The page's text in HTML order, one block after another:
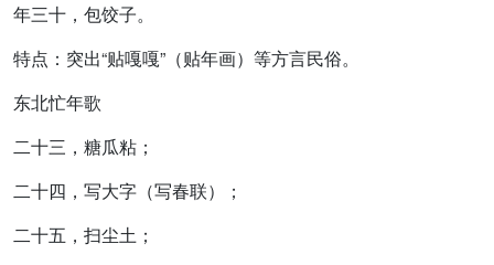
年三十，包饺子。
特点：突出“贴嘎嘎”（贴年画）等方言民俗。
东北忙年歌
二十三，糖瓜粘；
二十四，写大字（写春联）；
二十五，扫尘土；